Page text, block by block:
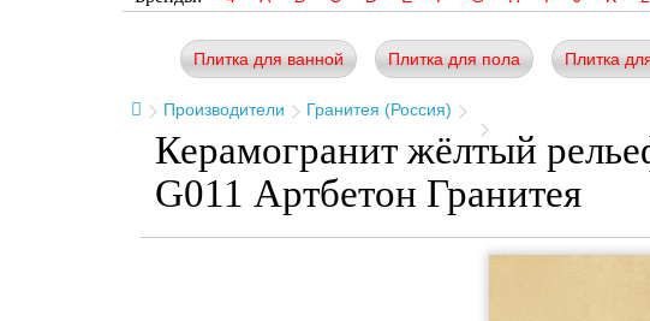
Плитка для ванной Плитка для пола Плитка
Производители Гранитея (Россия)
Керамогранит жёлтый
G011 Артбетон Гранитея